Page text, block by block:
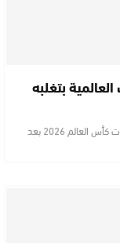
بتغلبه
اقترب المنتخب الوطني المغربي من حجز تذكرة التأهل لنهائيات كأس العالم 2026 بعد